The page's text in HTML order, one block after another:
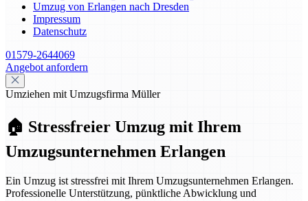
Umzug von Erlangen nach Dresden
Impressum
Datenschutz
01579-2644069
Angebot anfordern
Umziehen mit Umzugsfirma Müller
🏠 Stressfreier Umzug mit Ihrem
Umzugsunternehmen Erlangen
Ein Umzug ist stressfrei mit Ihrem Umzugsunternehmen Erlangen.
Professionelle Unterstützung, pünktliche Abwicklung und